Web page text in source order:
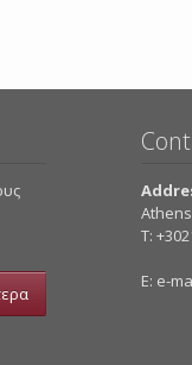
Τ:
E: e-